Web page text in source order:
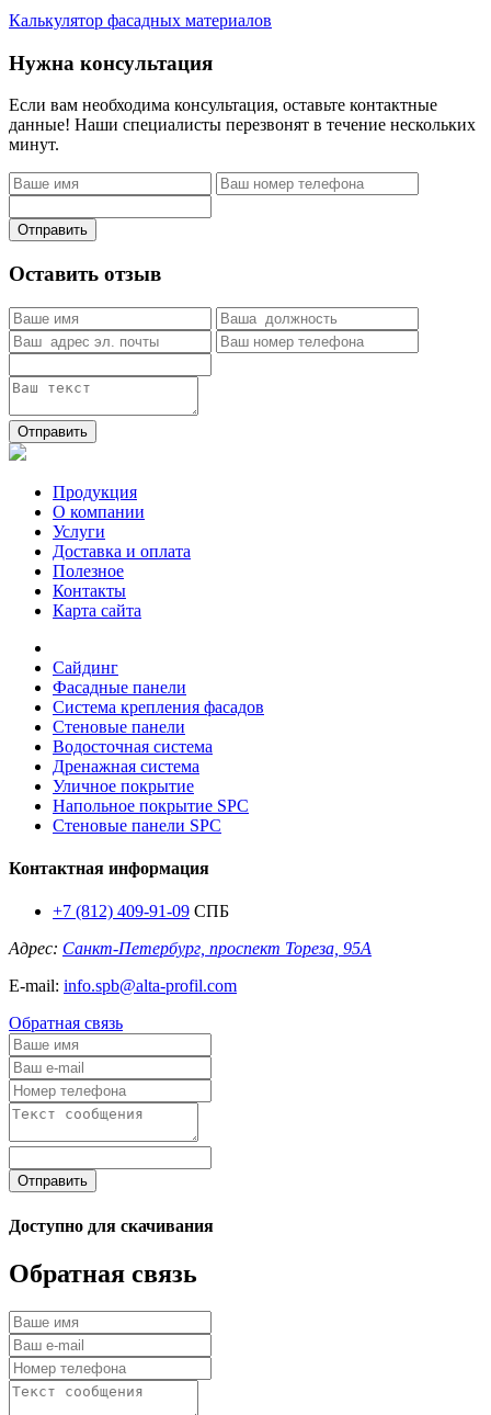
Калькулятор фасадных материалов
Нужна консультация
Если вам необходима консультация, оставьте контактные
данные! Наши специалисты перезвонят в течение нескольких
минут.
Отправить
Оставить отзыв
Отправить
Продукция
О компании
Услуги
Доставка и оплата
Полезное
Контакты
Карта сайта
Сайдинг
Фасадные панели
Система крепления фасадов
Стеновые панели
Водосточная система
Дренажная система
Уличное покрытие
Напольное покрытие SPC
Стеновые панели SPC
Контактная информация
+7 (812) 409-91-09 СПБ
Адрес: Санкт-Петербург, проспект Тореза, 95А
E-mail: info.spb@alta-profil.com
Обратная связь
Отправить
Доступно для скачивания
Обратная связь